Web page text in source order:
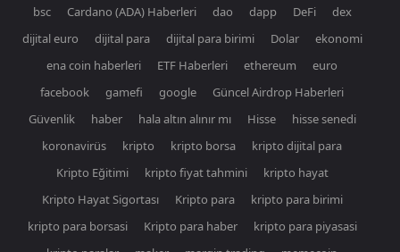
bsc
Cardano (ADA) Haberleri dao dapp DeFi
dex
dijital euro
dijital para dijital para birimi Dolar
ekonomi
ena coin haberleri
ETF Haberleri ethereum
euro
facebook
gamefi google
Güncel Airdrop Haberleri
Güvenlik
haber hala altın alınır mı Hisse
hisse senedi
koronavirüs
kripto kripto borsa
kripto dijital para
Kripto Eğitimi
kripto fiyat tahmini
kripto hayat
Kripto Hayat Sigortası
Kripto para
kripto para birimi
kripto para borsasi
Kripto para haber
kripto para piyasasi